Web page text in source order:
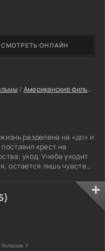
/ Американские фильмы
разделена на «до» и
крест на
уход. Учеба уходит
остается лишь чувство
СМОТРЕТЬ ОНЛАЙН
Голосов: 7